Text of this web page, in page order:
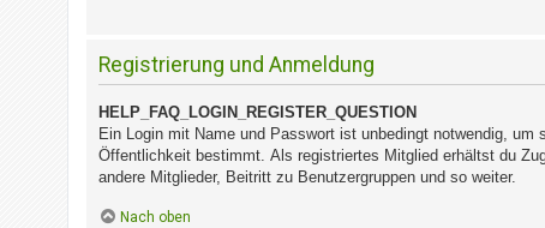
Registrierung und Anmeldung
HELP_FAQ_LOGIN_REGISTER_QUESTION
Ein Login mit Name und Passwort ist unbedingt notwendig,
Öffentlichkeit bestimmt. Als registriertes Mitglied erhältst du
andere Mitglieder, Beitritt zu Benutzergruppen und so weiter.
Nach oben